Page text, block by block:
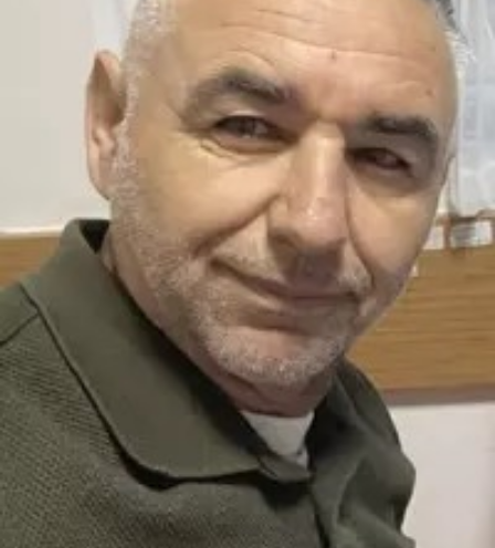
WhatsApp İhbar Hattı
Facebook
Instagram